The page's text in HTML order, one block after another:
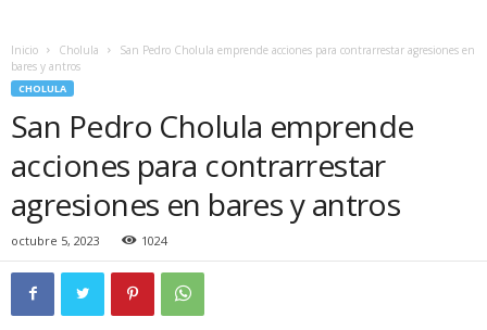
Inicio Cholula
San Pedro Cholula emprende acciones para contrarrestar agresiones en
bares y antros
CHOLULA
San Pedro Cholula emprende
acciones para contrarrestar
agresiones en bares y antros
octubre 5, 2023 1024